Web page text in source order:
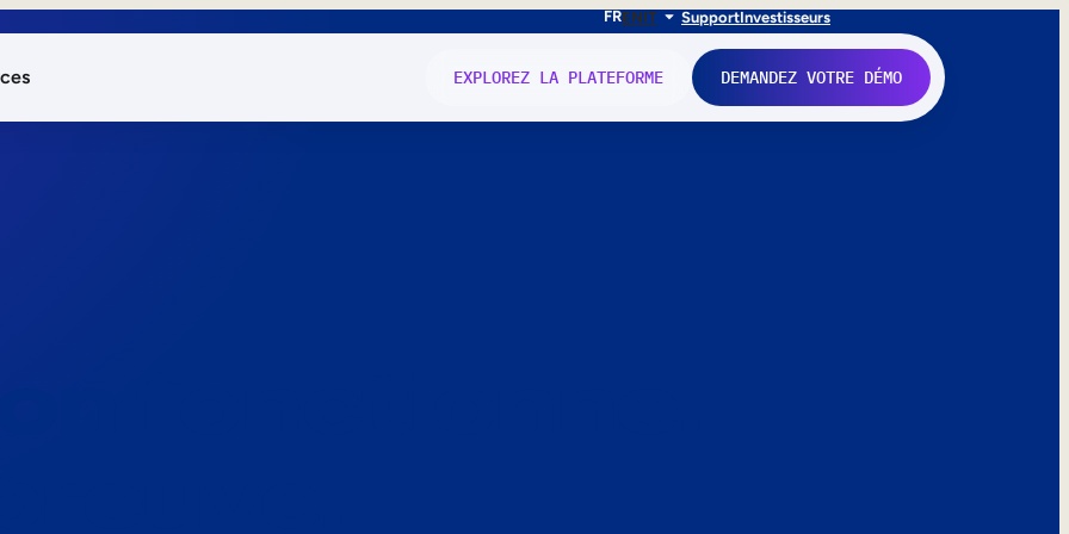
FRENIT SupportInvestisseurs
EXPLOREZ LA PLATEFORME DEMANDEZ VOTRE DÉMO